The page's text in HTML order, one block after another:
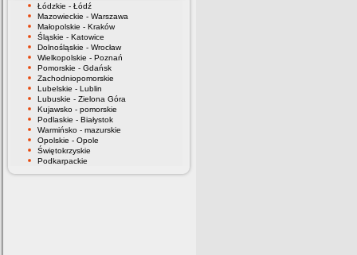
Łódzkie - Łódź
Mazowieckie - Warszawa
Małopolskie - Kraków
Śląskie - Katowice
Dolnośląskie - Wrocław
Wielkopolskie - Poznań
Pomorskie - Gdańsk
Zachodniopomorskie
Lubelskie - Lublin
Lubuskie - Zielona Góra
Kujawsko - pomorskie
Podlaskie - Białystok
Warmińsko - mazurskie
Opolskie - Opole
Świętokrzyskie
Podkarpackie